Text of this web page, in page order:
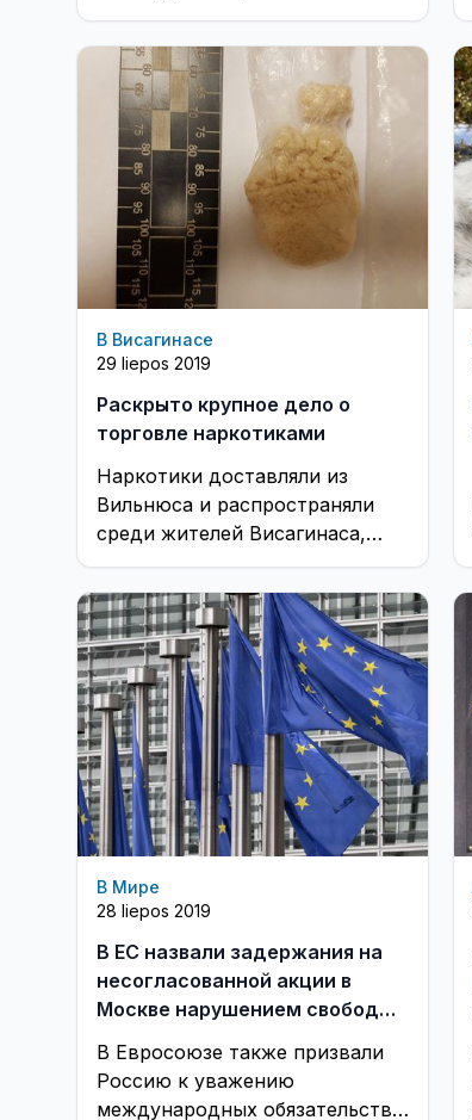
отопления
В Висагинасе
29 liepos 2019
Раскрыто крупное дело о
торговле наркотиками
Наркотики доставляли из
Вильнюса и распространяли
среди жителей Висагинаса,
Игналинского и Зарасайского
районов
В Мире
28 liepos 2019
В ЕС назвали задержания на
несогласованной акции в
Москве нарушением свободы
В Евросоюзе также призвали
Россию к уважению
международных обязательств